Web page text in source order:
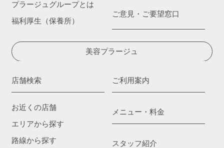
プラージュグループとは
福利厚生（保養所）
ご意見・ご要望窓口
美容プラージュ
店舗検索
お近くの店舗
エリアから探す
路線から探す
ご利用案内
メニュー・料金
スタッフ紹介